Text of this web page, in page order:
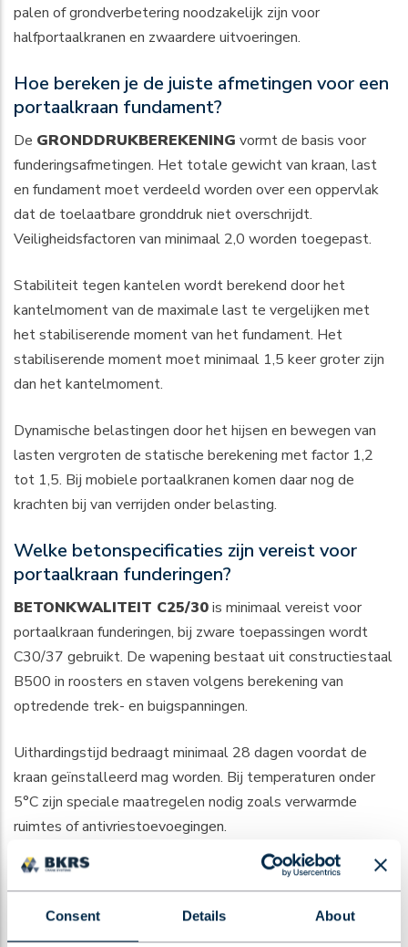
Consent Details About
palen of grondverbetering noodzakelijk zijn voor
halfportaalkranen en zwaardere uitvoeringen.
Hoe bereken je de juiste afmetingen voor een
portaalkraan fundament?
De GRONDDRUKBEREKENING vormt de basis voor
funderingsafmetingen. Het totale gewicht van kraan, last
en fundament moet verdeeld worden over een oppervlak
dat de toelaatbare gronddruk niet overschrijdt.
Veiligheidsfactoren van minimaal 2,0 worden toegepast.
Stabiliteit tegen kantelen wordt berekend door het
kantelmoment van de maximale last te vergelijken met
het stabiliserende moment van het fundament. Het
stabiliserende moment moet minimaal 1,5 keer groter zijn
dan het kantelmoment.
Dynamische belastingen door het hijsen en bewegen van
lasten vergroten de statische berekening met factor 1,2
tot 1,5. Bij mobiele portaalkranen komen daar nog de
krachten bij van verrijden onder belasting.
Welke betonspecificaties zijn vereist voor
portaalkraan funderingen?
BETONKWALITEIT C25/30is minimaal vereist voor
portaalkraan funderingen, bij zware toepassingen wordt
C30/37 gebruikt. De wapening bestaat uit constructiestaal
B500 in roosters en staven volgens berekening van
optredende trek- en buigspanningen.
Uithardingstijd bedraagt minimaal 28 dagen voordat de
kraan geïnstalleerd mag worden. Bij temperaturen onder
5°C zijn speciale maatregelen nodig zoals verwarmde
ruimtes of antivriestoevoegingen.
Kwaliteitscontroles omvatten controle van
betonsamenstelling, verdichting tijdens storten en
kubusproeven voor sterkteverificatie.